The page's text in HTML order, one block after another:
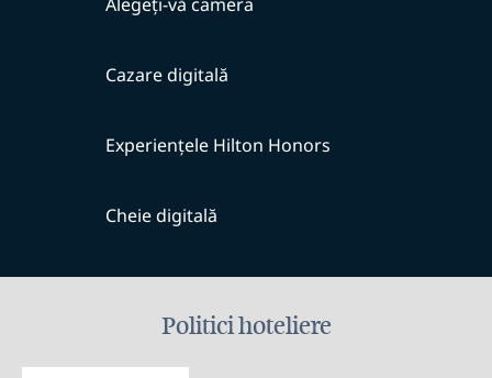
Cazare digitală
Experiențele Hilton Honors
Cheie digitală
Politici hoteliere